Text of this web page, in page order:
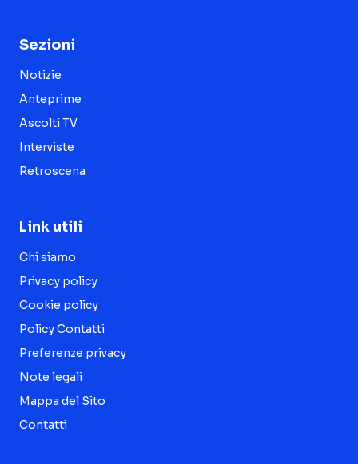
Sezioni
Notizie
Anteprime
Ascolti TV
Interviste
Retroscena
Link utili
Chi siamo
Privacy policy
Cookie policy
Policy Contatti
Preferenze privacy
Note legali
Mappa del Sito
Contatti